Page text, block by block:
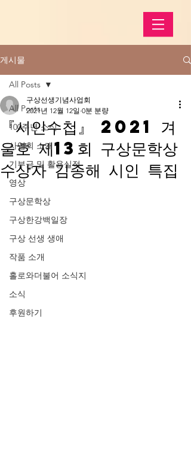
게시물
All Posts
100주년 소식
사업회 소개
기부금 및 활용실적
영상
구상문학상
구상한강백일장
구상 선생 생애
작품 소개
홀로와더불어 소식지
소식
후원하기
All Posts
『시인수첩』 2021 겨
울호 제13회 구상문학상
수상자 김종해 시인 특집
구상선생기념사업회
2021년 12월 12일 0분 분량